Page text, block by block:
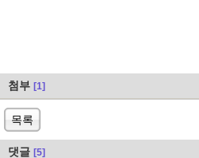
첨부 [1]
목록
댓글 [5]